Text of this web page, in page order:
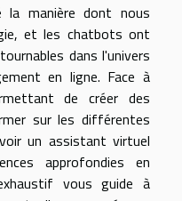
la manière dont nous
et les chatbots ont
dans l'univers
en ligne. Face à
de créer des
sur les différentes
un assistant virtuel
approfondies en
vous guide à